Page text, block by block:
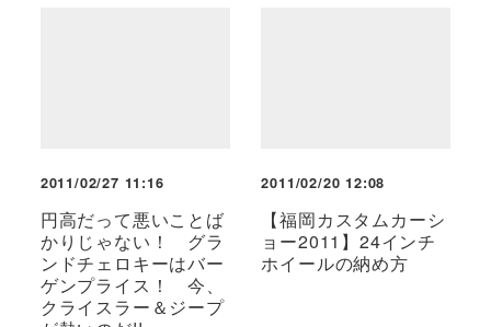
2011/02/27 11:16
円高だって悪いことば
かりじゃない！ グラ
ンドチェロキーはバー
ゲンプライス！ 今、
クライスラー＆ジープ
2011/02/20 12:08
【福岡カスタムカーシ
ョー2011】24インチ
ホイールの納め方